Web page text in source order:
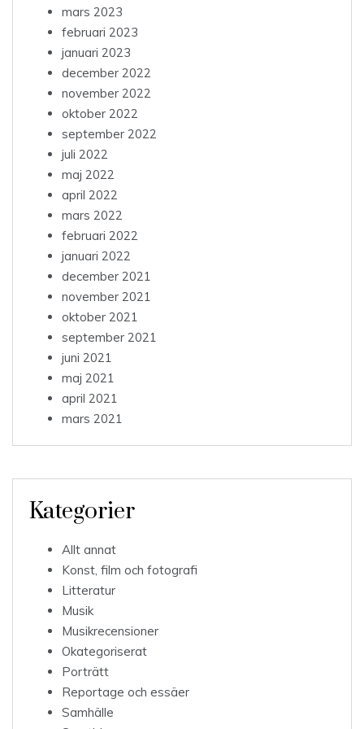
mars 2023
februari 2023
januari 2023
december 2022
november 2022
oktober 2022
september 2022
juli 2022
maj 2022
april 2022
mars 2022
februari 2022
januari 2022
december 2021
november 2021
oktober 2021
september 2021
juni 2021
maj 2021
april 2021
mars 2021
Kategorier
Allt annat
Konst, film och fotografi
Litteratur
Musik
Musikrecensioner
Okategoriserat
Porträtt
Reportage och essäer
Samhälle